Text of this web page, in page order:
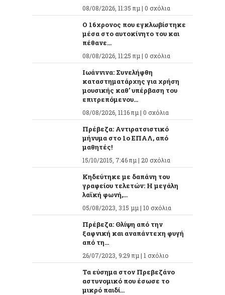
08/08/2026, 11:35 πμ | 0 σχόλια
O 16χρονος που εγκλωβίστηκε
μέσα στο αυτοκίνητο του και
πέθανε...
08/08/2026, 11:25 πμ | 0 σχόλια
Ιωάννινα: Συνελήφθη
καταστηματάρχης για χρήση
μουσικής καθ’ υπέρβαση του
επιτρεπόμενου...
08/08/2026, 11:16 πμ | 0 σχόλια
Πρέβεζα: Αντιρατσιστικό
μήνυμα στο 1ο ΕΠΑΛ, από
μαθητές!
15/10/2015, 7:46 πμ | 20 σχόλια
Κηδεύτηκε με δαπάνη του
γραφείου τελετών: Η μεγάλη
λαϊκή φωνή,...
05/08/2023, 3:15 μμ | 10 σχόλια
Πρέβεζα: Θλίψη από την
ξαφνική και αναπάντεχη φυγή
από τη...
26/07/2023, 9:29 πμ | 1 σχόλιο
Τα εύσημα στον Πρεβεζάνο
αστυνομικό που έσωσε το
μικρό παιδί...